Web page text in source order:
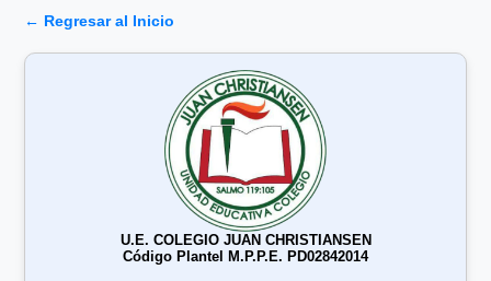
← Regresar al Inicio
U.E. COLEGIO JUAN CHRISTIANSEN
Código Plantel M.P.P.E. PD02842014